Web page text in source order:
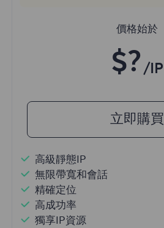
價格始於
$? /IP
立即購買
高級靜態IP
無限帶寬和會話
精確定位
高成功率
獨享IP資源